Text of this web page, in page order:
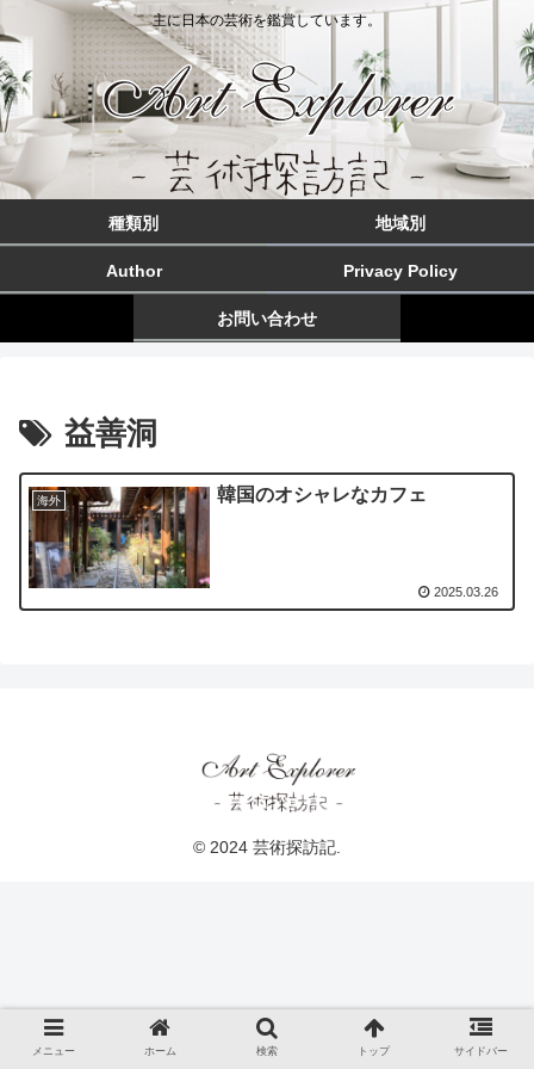
主に日本の芸術を鑑賞しています。
種類別 地域別
Author Privacy Policy
お問い合わせ
益善洞
海外 韓国のオシャレなカフェ
2025.03.26
© 2024 芸術探訪記.
メニュー ホーム 検索 トップ サイドバー